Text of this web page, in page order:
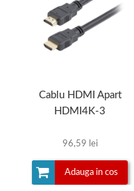
Cablu HDMI Apart
HDMI4K-3
96,59 lei
Adauga in cos